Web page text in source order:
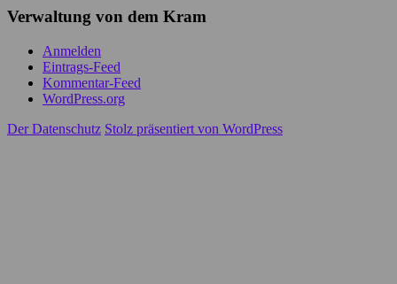
Verwaltung von dem Kram
Anmelden
Eintrags-Feed
Kommentar-Feed
WordPress.org
Der Datenschutz Stolz präsentiert von WordPress